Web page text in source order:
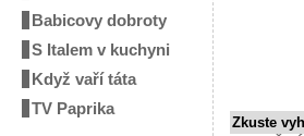
Babicovy dobroty
S Italem v kuchyni
Když vaří táta
TV Paprika
Zkuste